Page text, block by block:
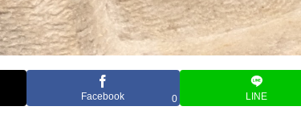
Facebook 0 LINE